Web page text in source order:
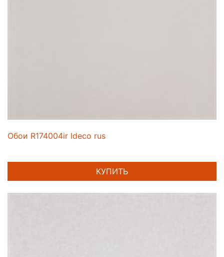
Обои R174004ir Ideco rus
КУПИТЬ